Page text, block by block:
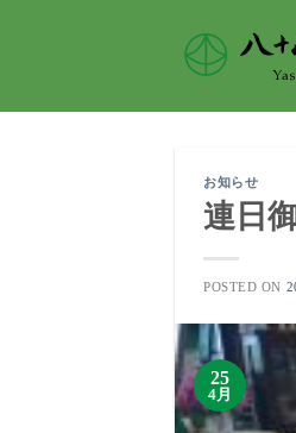
お知らせ
連日
POSTED ON
25
4月